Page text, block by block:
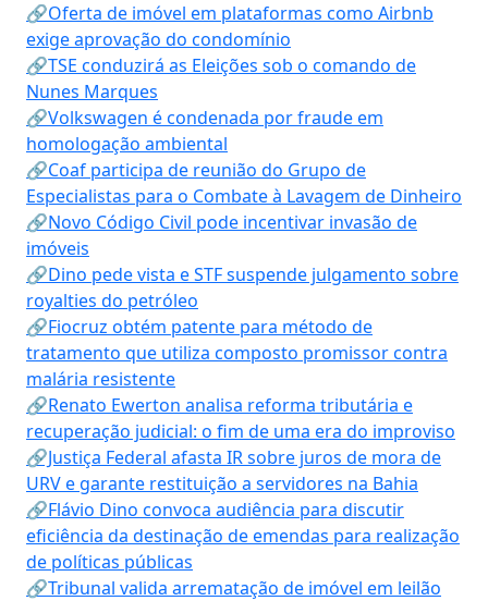
🔗Oferta de imóvel em plataformas como Airbnb
exige aprovação do condomínio
🔗TSE conduzirá as Eleições sob o comando de
Nunes Marques
🔗Volkswagen é condenada por fraude em
homologação ambiental
🔗Coaf participa de reunião do Grupo de
Especialistas para o Combate à Lavagem de Dinheiro
🔗Novo Código Civil pode incentivar invasão de
imóveis
🔗Dino pede vista e STF suspende julgamento sobre
royalties do petróleo
🔗Fiocruz obtém patente para método de
tratamento que utiliza composto promissor contra
malária resistente
🔗Renato Ewerton analisa reforma tributária e
recuperação judicial: o fim de uma era do improviso
🔗Justiça Federal afasta IR sobre juros de mora de
URV e garante restituição a servidores na Bahia
🔗Flávio Dino convoca audiência para discutir
eficiência da destinação de emendas para realização
de políticas públicas
🔗Tribunal valida arrematação de imóvel em leilão